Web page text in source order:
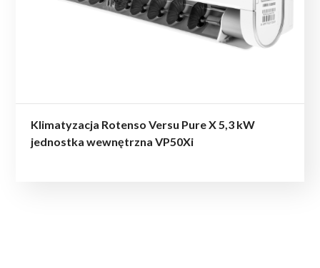
Klimatyzacja Rotenso Versu Pure X 5,3 kW
jednostka wewnętrzna VP50Xi